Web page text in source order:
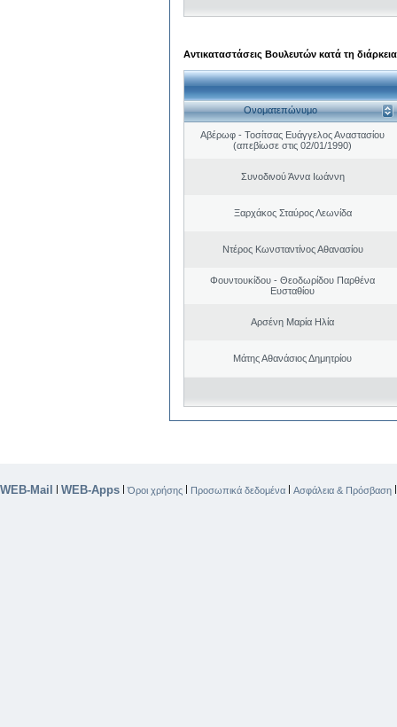
Αντικαταστάσεις Βουλευτών κατά τη
Ονοματεπώνυμο
Αβέρωφ - Τοσίτσας Ευάγγελος Αναστασίου
(απεβίωσε στις 02/01/1990)
Συνοδινού Άννα Ιωάννη
Ξαρχάκος Σταύρος Λεωνίδα
Ντέρος Κωνσταντίνος Αθανασίου
Φουντουκίδου - Θεοδωρίδου Παρθένα
Ευσταθίου
Αρσένη Μαρία Ηλία
Μάτης Αθανάσιος Δημητρίου
WEB-Mail | WEB-Apps |Όροι χρήσης | Προσωπικά δεδομένα | Ασφάλεια & Πρόσβαση